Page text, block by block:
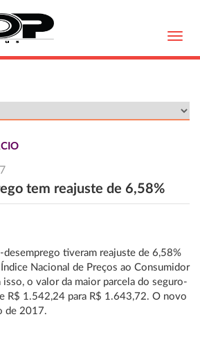
tem reajuste de 6,58%
desemprego tiveram reajuste de 6,58%
Nacional de Preços ao Consumidor
o valor da maior parcela do seguro-
R$ 1.542,24 para R$ 1.643,72. O novo
de 2017.